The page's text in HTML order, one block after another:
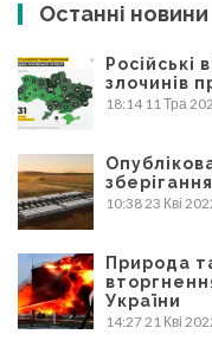
Останні новини
Російські
злочинів
18:14 11 Тра
10:3823 Кві
Природа
України
14:2721 Кві